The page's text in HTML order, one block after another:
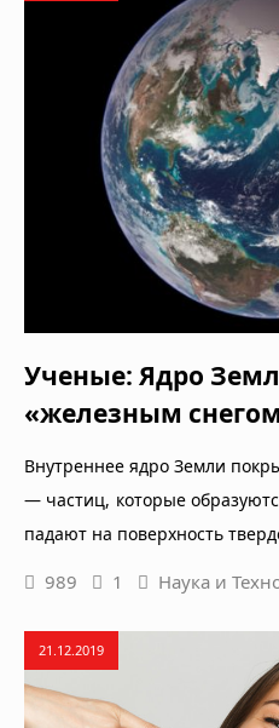
Ученые: Ядро
«железным
Внутреннее ядро Земли
— частиц, которые
падают на поверхность
989 1 Наука и
21.12.2019